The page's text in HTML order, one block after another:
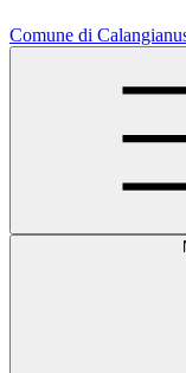
Comune di